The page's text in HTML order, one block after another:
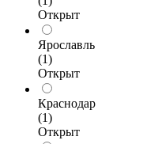
Открыт
Ярославль
(1)
Открыт
Краснодар
(1)
Открыт